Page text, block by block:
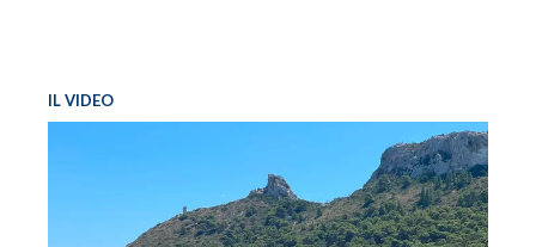
IL VIDEO